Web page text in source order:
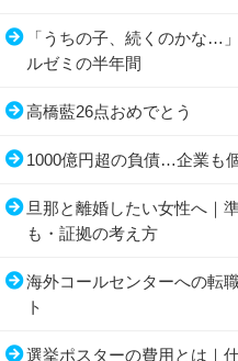
「うちの子、続くのかな…
ルゼミの半年間
高橋藍26点おめでとう
1000億円超の負債…企業も
旦那と離婚したい女性へ｜
も・証拠の考え方
海外コールセンターへの転
ト
選挙ポスターの費用とは｜